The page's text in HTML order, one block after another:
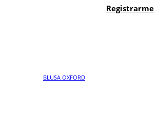
Registrarme
BLUSA OXFORD